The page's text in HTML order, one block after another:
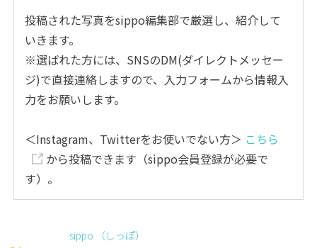
投稿された写真をsippo編集部で厳選し、紹介して
いきます。
※選ばれた方には、SNSのDM(ダイレクトメッセー
ジ)で直接連絡しますので、入力フォームから情報入
力をお願いします。
＜Instagram、Twitterをお使いでない方＞ こちら
から投稿できます（sippo会員登録が必要で
す）。
sippo （しっぽ）